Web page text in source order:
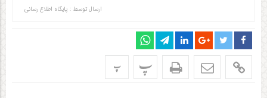
ارسال توسط : پایگاه اطلاع رسانی
پ پ